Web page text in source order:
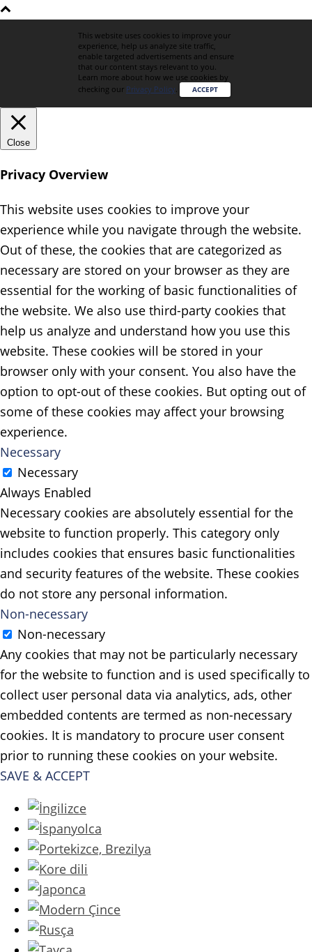
This website uses cookies to improve your
experience, help us analyze site traffic,
enable targeted advertisements and ensure
that our content stays relevant to you.
Learn more about how we use cookies by
checking our Privacy Policy. ACCEPT
Close
Privacy Overview
This website uses cookies to improve your
experience while you navigate through the website.
Out of these, the cookies that are categorized as
necessary are stored on your browser as they are
essential for the working of basic functionalities of
the website. We also use third-party cookies that
help us analyze and understand how you use this
website. These cookies will be stored in your
browser only with your consent. You also have the
option to opt-out of these cookies. But opting out of
some of these cookies may affect your browsing
experience.
Necessary
Necessary
Always Enabled
Necessary cookies are absolutely essential for the
website to function properly. This category only
includes cookies that ensures basic functionalities
and security features of the website. These cookies
do not store any personal information.
Non-necessary
Non-necessary
Any cookies that may not be particularly necessary
for the website to function and is used specifically to
collect user personal data via analytics, ads, other
embedded contents are termed as non-necessary
cookies. It is mandatory to procure user consent
prior to running these cookies on your website.
SAVE & ACCEPT